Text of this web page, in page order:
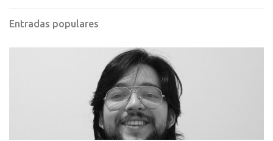
Entradas populares